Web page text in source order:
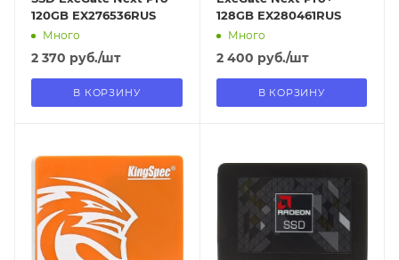
120GB EX276536RUS
Много
2 370 руб./шт
В КОРЗИНУ
128GB EX280461RUS
Много
2 400 руб./шт
В КОРЗИНУ
18.08.2026
В наличии в пункте
самовывоза
Нет
18.08.2026
В наличии в пункте
самовывоза